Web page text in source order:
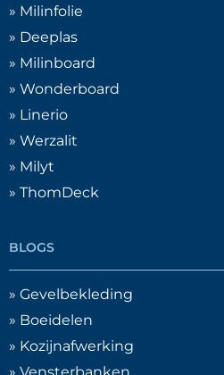
» Milinfolie
» Deeplas
» Milinboard
» Wonderboard
» Linerio
» Werzalit
» Milyt
» ThomDeck
BLOGS
» Gevelbekleding
» Boeidelen
» Kozijnafwerking